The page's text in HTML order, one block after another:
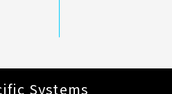
Systems